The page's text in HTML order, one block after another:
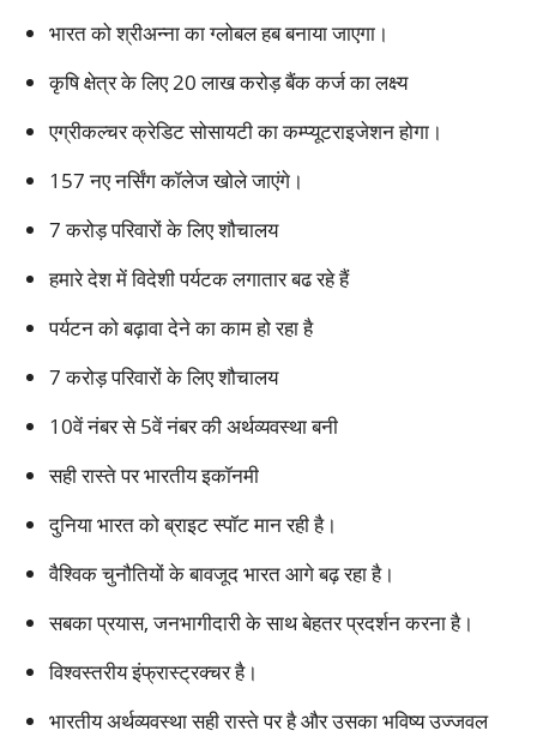
भारत को श्रीअन्ना का ग्लोबल हब बनाया जाएगा।
कृषि क्षेत्र के लिए 20 लाख करोड़ बैंक कर्ज का लक्ष्य
एग्रीकल्चर क्रेडिट सोसायटी का कम्प्यूटराइजेशन होगा।
157 नए नर्सिंग कॉलेज खोले जाएंगे।
7 करोड़ परिवारों के लिए शौचालय
हमारे देश में विदेशी पर्यटक लगातार बढ रहे हैं
पर्यटन को बढ़ावा देने का काम हो रहा है
7 करोड़ परिवारों के लिए शौचालय
10वें नंबर से 5वें नंबर की अर्थव्यवस्था बनी
सही रास्ते पर भारतीय इकॉनमी
दुनिया भारत को ब्राइट स्पॉट मान रही है।
वैश्विक चुनौतियों के बावजूद भारत आगे बढ़ रहा है।
सबका प्रयास, जनभागीदारी के साथ बेहतर प्रदर्शन करना है।
विश्वस्तरीय इंफ्रास्ट्रक्चर है।
भारतीय अर्थव्यवस्था सही रास्ते पर है और उसका भविष्य उज्जवल